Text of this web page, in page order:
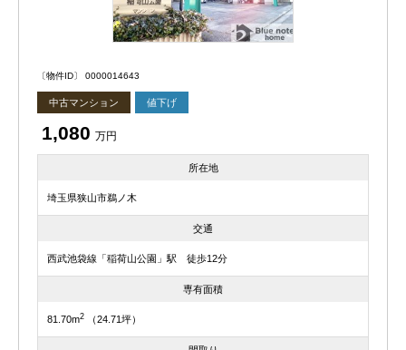
〔物件ID〕 0000014643
中古マンション 値下げ
1,080 万円
所在地
埼玉県狭山市鵜ノ木
交通
西武池袋線「稲荷山公園」駅 徒歩12分
専有面積
81.70m2 （24.71坪）